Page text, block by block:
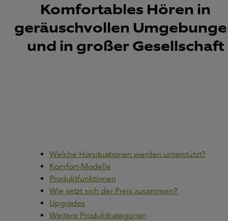
Komfortables Hören in
geräuschvollen
und in großer Gesellschaft
Welche Hörsituationen werden unterstützt?
Komfort-Modelle
Produktfunktionen
Wie setzt sich der Preis zusammen?
Upgrades
Weitere Produktkategorien